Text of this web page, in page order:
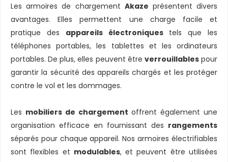
Les armoires de chargement Akaze présentent divers
avantages. Elles permettent une charge facile et
pratique des appareils électroniquestels que les
téléphones portables, les tablettes et les ordinateurs
portables. De plus, elles peuvent être verrouillablespour
garantir la sécurité des appareils chargés et les protéger
contre le vol et les dommages.
Les mobiliers de chargement offrent également une
organisation efficace en fournissant des rangements
séparés pour chaque appareil. Nos armoires électrifiables
sont flexibles et modulables, et peuvent être utilisées